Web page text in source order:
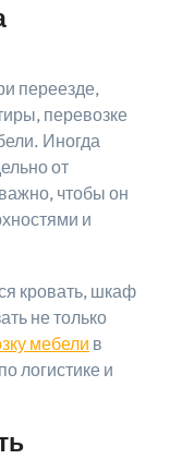
переезде,
перевозке
Иногда
от
чтобы он
и
кровать, шкаф
не только
мебели в
логистике и